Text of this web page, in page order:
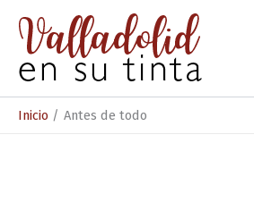
contenido
Inicio Antes de todo